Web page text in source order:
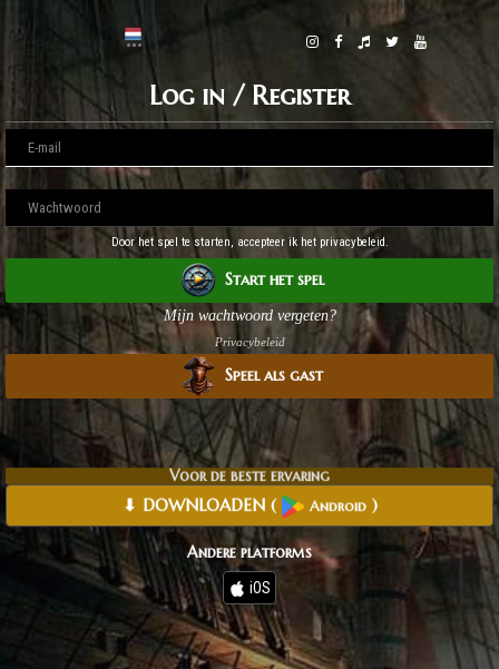
Log in / Register
Door het spel te starten, accepteer ik het privacybeleid.
Start het spel
Mijn wachtwoord vergeten?
Privacybeleid
Speel als gast
Voor de beste ervaring
⬇ DOWNLOADEN ( Android)
Andere platforms
iOS